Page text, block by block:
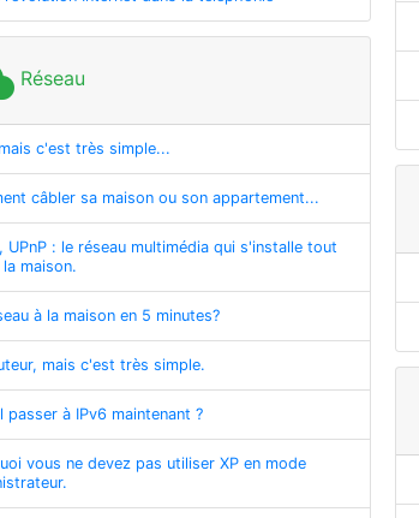
Réseau
c'est très simple...
câbler sa maison ou son appartement...
UPnP : le réseau multimédia qui s'installe tout
maison.
à la maison en 5 minutes?
mais c'est très simple.
passer à IPv6 maintenant ?
vous ne devez pas utiliser XP en mode